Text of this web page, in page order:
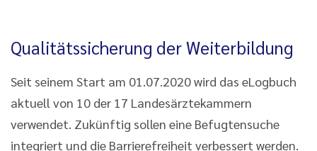
Qualitätssicherung der Weiterbildung
Seit seinem Start am 01.07.2020 wird das eLogbuch
aktuell von 10 der 17 Landesärztekammern
verwendet. Zukünftig sollen eine Befugtensuche
integriert und die Barrierefreiheit verbessert werden.